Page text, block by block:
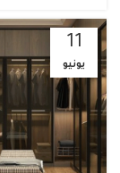
11
يونيو